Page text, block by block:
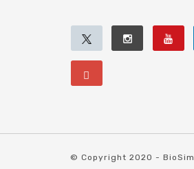
© Copyright 2020 -